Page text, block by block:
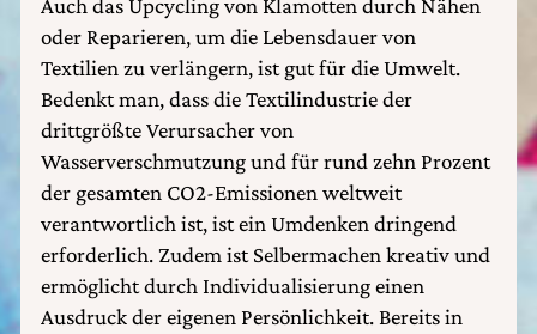
Auch das Upcycling von Klamotten durch Nähen
oder Reparieren, um die Lebensdauer von
Textilien zu verlängern, ist gut für die Umwelt.
Bedenkt man, dass die Textilindustrie der
drittgrößte Verursacher von
Wasserverschmutzung und für rund zehn Prozent
der gesamten CO2-Emissionen weltweit
verantwortlich ist, ist ein Umdenken dringend
erforderlich. Zudem ist Selbermachen kreativ und
ermöglicht durch Individualisierung einen
Ausdruck der eigenen Persönlichkeit. Bereits in